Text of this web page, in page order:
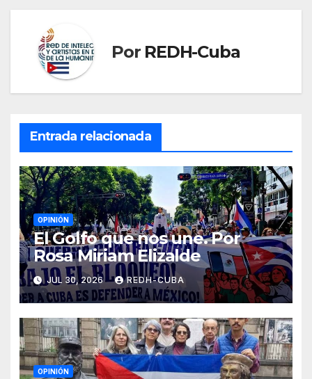
Por REDH-Cuba
Entrada relacionada
OPINIÓN
El Golfo que nos une. Por
Rosa Miriam Elizalde
JUL 30, 2026 REDH-CUBA
OPINIÓN